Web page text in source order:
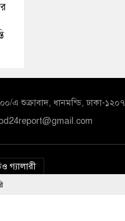
এ শুক্রাবাদ, ধানমন্ডি, ঢাকা-১২০৭
গ্যালারী